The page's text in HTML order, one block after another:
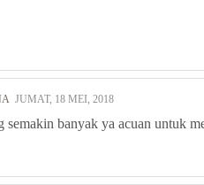
JUMAT, 18 MEI, 2018
semakin banyak ya acuan untuk